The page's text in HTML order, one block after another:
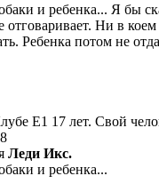
и ребенка... Я бы
отговаривает. Ни в
Ребенка потом не
Леди Икс.
и ребенка...